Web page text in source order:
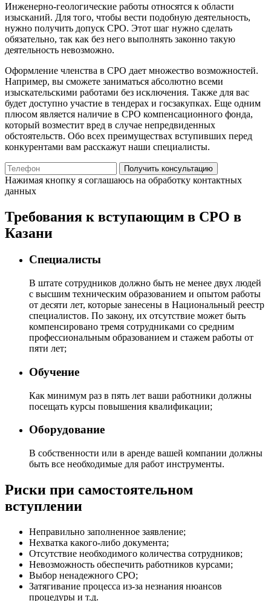
Инженерно-геологические работы относятся к области
изысканий. Для того, чтобы вести подобную деятельность,
нужно получить допуск СРО. Этот шаг нужно сделать
обязательно, так как без него выполнять законно такую
деятельность невозможно.
Оформление членства в СРО дает множество возможностей.
Например, вы сможете заниматься абсолютно всеми
изыскательскими работами без исключения. Также для вас
будет доступно участие в тендерах и госзакупках. Еще одним
плюсом является наличие в СРО компенсационного фонда,
который возместит вред в случае непредвиденных
обстоятельств. Обо всех преимуществах вступивших перед
конкурентами вам расскажут наши специалисты.
Получить консультацию
Нажимая кнопку я соглашаюсь на обработку контактных
данных
Требования к вступающим в СРО в
Казани
Специалисты
В штате сотрудников должно быть не менее двух людей
с высшим техническим образованием и опытом работы
от десяти лет, которые занесены в Национальный реестр
специалистов. По закону, их отсутствие может быть
компенсировано тремя сотрудниками со средним
профессиональным образованием и стажем работы от
пяти лет;
Обучение
Как минимум раз в пять лет ваши работники должны
посещать курсы повышения квалификации;
Оборудование
В собственности или в аренде вашей компании должны
быть все необходимые для работ инструменты.
Риски при самостоятельном
вступлении
Неправильно заполненное заявление;
Нехватка какого-либо документа;
Отсутствие необходимого количества сотрудников;
Невозможность обеспечить работников курсами;
Выбор ненадежного СРО;
Затягивание процесса из-за незнания нюансов
процедуры и т.д.